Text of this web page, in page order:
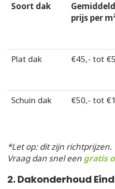
Soort dak
prijs per
Plat dak €45,- tot
Schuin dak €50,- tot
*Let op: dit zijn richtprijzen.
Vraag dan snel een gratis
2. Dakonderhoud